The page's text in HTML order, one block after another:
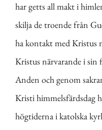
har getts all makt i
skilja de troende från
ha kontakt med Kristus
Kristus närvarande i sin
Anden och genom
Kristi himmelsfärdsdag
högtiderna i katolska